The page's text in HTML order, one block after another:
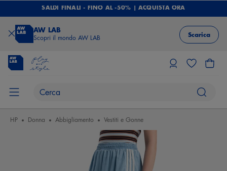
SALDI FINALI - FINO AL -50% | ACQUISTA ORA
AW LAB
Scopri il mondo AW LAB Scarica
HP Donna Abbigliamento Vestiti e Gonne